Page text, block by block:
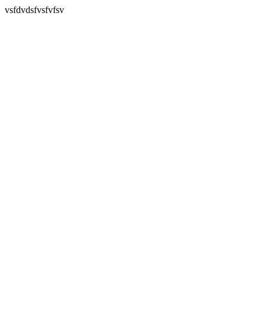
vsfdvdsfvsfvfsv